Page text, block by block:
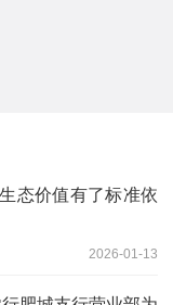
态价值有了标准依
2026-01-13